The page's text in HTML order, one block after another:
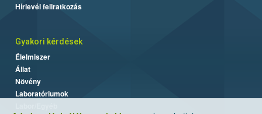
Hírlevél feliratkozás
Gyakori kérdések
Élelmiszer
Állat
Növény
Laboratóriumok